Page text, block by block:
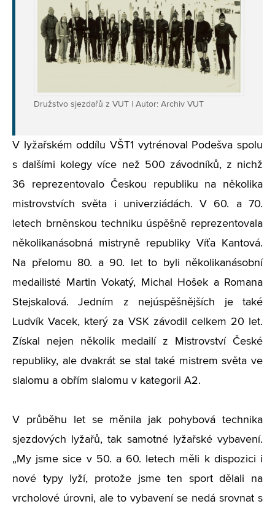
Družstvo sjezdařů z VUT | Autor: Archiv VUT
V lyžařském oddílu VŠT1 vytrénoval Podešva spolu
s dalšími kolegy více než 500 závodníků, z nichž
36 reprezentovalo Českou republiku na několika
mistrovstvích světa i univerziádách. V 60. a 70.
letech brněnskou techniku úspěšně reprezentovala
několikanásobná mistryně republiky Víťa Kantová.
Na přelomu 80. a 90. let to byli několikanásobní
medailisté Martin Vokatý, Michal Hošek a Romana
Stejskalová. Jedním z nejúspěšnějších je také
Ludvík Vacek, který za VSK závodil celkem 20 let.
Získal nejen několik medailí z Mistrovství České
republiky, ale dvakrát se stal také mistrem světa ve
slalomu a obřím slalomu v kategorii A2.
V průběhu let se měnila jak pohybová technika
sjezdových lyžařů, tak samotné lyžařské vybavení.
„My jsme sice v 50. a 60. letech měli k dispozici i
nové typy lyží, protože jsme ten sport dělali na
vrcholové úrovni, ale to vybavení se nedá srovnat s